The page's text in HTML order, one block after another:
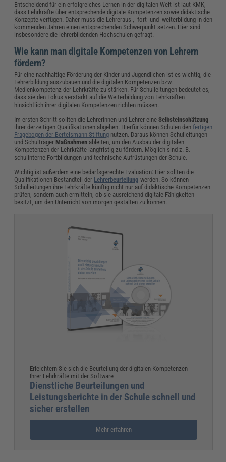
Entscheidend für ein erfolgreiches Lernen in der digitalen Welt ist laut KMK,
dass Lehrkräfte über entsprechende digitale Kompetenzen sowie didaktische
Konzepte verfügen. Daher muss die Lehreraus-, -fort- und -weiterbildung in den
kommenden Jahren einen entsprechenden Schwerpunkt setzen. Hier sind
insbesondere die lehrerbildenden Hochschulen gefragt.
Wie kann man digitale Kompetenzen von Lehrern
fördern?
Für eine nachhaltige Förderung der Kinder und Jugendlichen ist es wichtig, die
Lehrerbildung auszubauen und die digitalen Kompetenzen bzw.
Medienkompetenz der Lehrkräfte zu stärken. Für Schulleitungen bedeutet es,
dass sie den Fokus verstärkt auf die Weiterbildung von Lehrkräften
hinsichtlich ihrer digitalen Kompetenzen richten müssen.
Im ersten Schritt sollten die Lehrerinnen und Lehrer eineSelbsteinschätzung
ihrer derzeitigen Qualifikationen abgehen. Hierfür können Schulen denfertigen
Fragebogen der Bertelsmann-Stiftung nutzen. Daraus können Schulleitungen
und Schulträger Maßnahmen ableiten, um den Ausbau der digitalen
Kompetenzen der Lehrkräfte langfristig zu fördern. Möglich sind z. B.
schulinterne Fortbildungen und technische Aufrüstungen der Schule.
Wichtig ist außerdem eine bedarfsgerechte Evaluation: Hier sollten die
Qualifikationen Bestandteil der Lehrerbeurteilung werden. So können
Schulleitungen ihre Lehrkräfte künftig nicht nur auf didaktische Kompetenzen
prüfen, sondern auch ermitteln, ob sie ausreichend digitale Fähigkeiten
besitzt, um den Unterricht von morgen gestalten zu können.
Erleichtern Sie sich die Beurteilung der digitalen Kompetenzen
Ihrer Lehrkräfte mit der Software
Dienstliche Beurteilungen und
Leistungsberichte in der Schule schnell und
sicher erstellen
Mehr erfahren